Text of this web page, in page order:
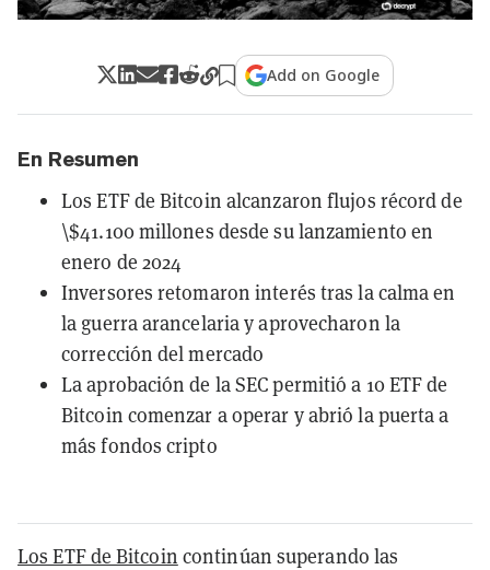
Add on Google
En Resumen
Los ETF de Bitcoin alcanzaron flujos récord de
\$41.100 millones desde su lanzamiento en
enero de 2024
Inversores retomaron interés tras la calma en
la guerra arancelaria y aprovecharon la
corrección del mercado
La aprobación de la SEC permitió a 10 ETF de
Bitcoin comenzar a operar y abrió la puerta a
más fondos cripto
Los ETF de Bitcoin continúan superando las